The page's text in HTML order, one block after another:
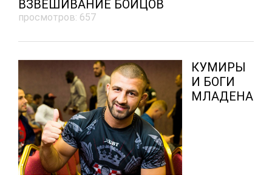
ВЗВЕШИВАНИЕ БОЙЦОВ
просмотров: 657
КУМИРЫ
И БОГИ
МЛАДЕНА